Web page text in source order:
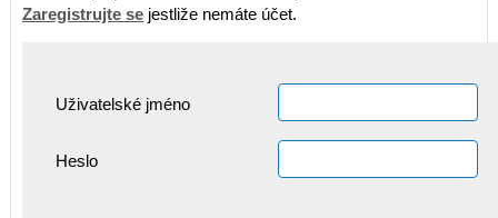
Zaregistrujte se jestliže nemáte účet.
Uživatelské jméno
Heslo